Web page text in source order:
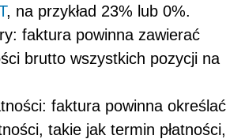
, na przykład 23% lub 0%.
faktura powinna zawierać
brutto wszystkich pozycji na
faktura powinna określać
takie jak termin płatności,